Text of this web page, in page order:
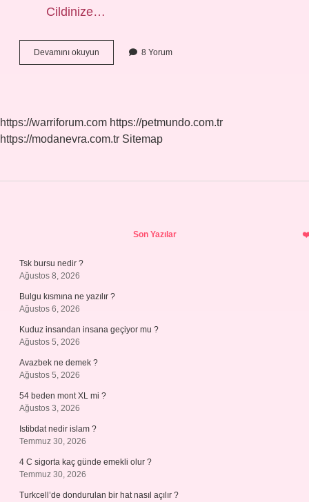
Cildinize…
Devamını okuyun
Bakımı
8 Yorum
https://warriforum.com https://petmundo.com.tr
https://modanevra.com.tr Sitemap
Son Yazılar
Tsk bursu nedir ?
Ağustos 8, 2026
Bulgu kısmına ne yazılır ?
Ağustos 6, 2026
Kuduz insandan insana geçiyor mu ?
Ağustos 5, 2026
Avazbek ne demek ?
Ağustos 5, 2026
54 beden mont XL mi ?
Ağustos 3, 2026
Istibdat nedir islam ?
Temmuz 30, 2026
4 C sigorta kaç günde emekli olur ?
Temmuz 30, 2026
Turkcell’de dondurulan bir hat nasıl açılır ?